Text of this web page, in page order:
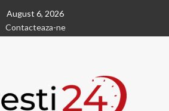
August 6, 2026
Contacteaza-ne